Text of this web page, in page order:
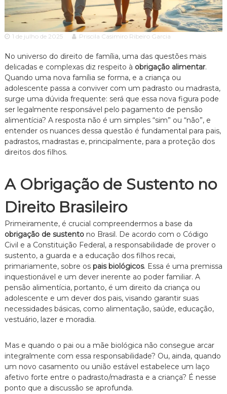
c
i
a
d
v
o
c
a
c
i
a
ã
o
P
a
o
e
s
p
e
c
a
l
i
o
e
r
e
i
t
o
d
e
F
a
m
a
,
o
m
a
1 de julho de 2025 Priscila Casimiro Ribeiro Garcia
No universo do direito de família, uma das questões mais
delicadas e complexas diz respeito à obrigação alimentar.
Quando uma nova família se forma, e a criança ou
adolescente passa a conviver com um padrasto ou madrasta,
surge uma dúvida frequente: será que essa nova figura pode
ser legalmente responsável pelo pagamento de pensão
alimentícia? A resposta não é um simples “sim” ou “não”, e
entender os nuances dessa questão é fundamental para pais,
padrastos, madrastas e, principalmente, para a proteção dos
direitos dos filhos.
A Obrigação de Sustento no
Direito Brasileiro
Primeiramente, é crucial compreendermos a base da
obrigação de sustentono Brasil. De acordo com o Código
Civil e a Constituição Federal, a responsabilidade de prover o
sustento, a guarda e a educação dos filhos recai,
primariamente, sobre os pais biológicos. Essa é uma premissa
inquestionável e um dever inerente ao poder familiar. A
pensão alimentícia, portanto, é um direito da criança ou
adolescente e um dever dos pais, visando garantir suas
necessidades básicas, como alimentação, saúde, educação,
vestuário, lazer e moradia.
Mas e quando o pai ou a mãe biológica não consegue arcar
integralmente com essa responsabilidade? Ou, ainda, quando
um novo casamento ou união estável estabelece um laço
afetivo forte entre o padrasto/madrasta e a criança? É nesse
ponto que a discussão se aprofunda.